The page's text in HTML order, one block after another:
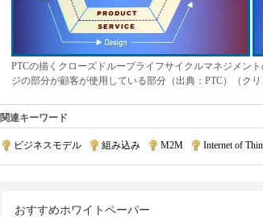
PTCの描くクローズドループライフサイクルマネジメン
ジの部分が顧客が使用している部分（出典：PTC）（クリ
関連キーワード
ビジネスモデル 組み込み M2M Internet of
おすすめホワイトペーパー